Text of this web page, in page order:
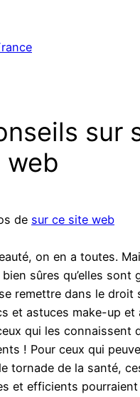
sur
web
de sur ce site web
on en a toutes.
sûres qu’elles sont
remettre dans le droit
et astuces make-up et
qui les connaissent
! Pour ceux qui
tornade de la santé,
et efficients